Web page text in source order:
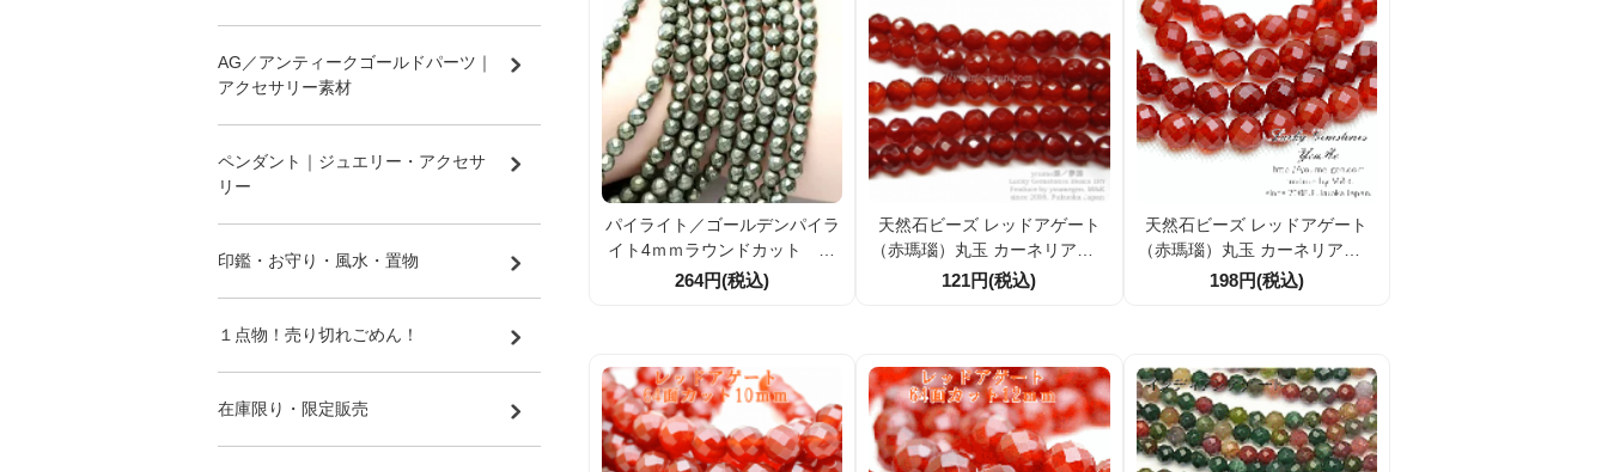
パイライト／ゴールデンパイラ
イト4ｍｍラウンドカット 10
粒／100粒入り連（57556523）
264円(税込)
天然石ビーズ レッドアゲート
（赤瑪瑙）丸玉 カーネリアン 6
4面ラウンドカットビーズ 6mm
121円(税込)
天然石ビーズ レッドアゲート
（赤瑪瑙）丸玉 カーネリアン 6
4面ラウンドカットビーズ 8mm
198円(税込)
AG／アンティークゴールドパーツ｜
アクセサリー素材
ペンダント｜ジュエリー・アクセサ
リー
印鑑・お守り・風水・置物
１点物！売り切れごめん！
在庫限り・限定販売